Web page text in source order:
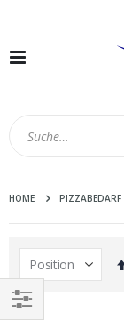
Navigation
HOME PIZZABEDARF
EINKAUFEN